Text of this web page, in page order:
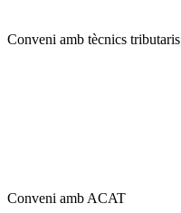
Conveni amb tècnics tributaris
Conveni amb ACAT